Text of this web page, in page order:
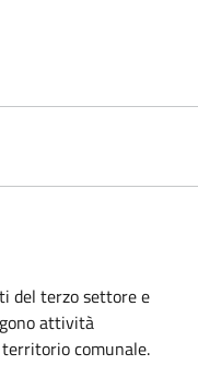
del terzo settore e
attività
comunale.